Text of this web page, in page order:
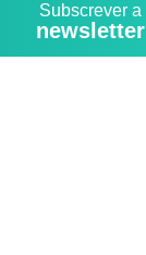
Subscrever a
newsletter